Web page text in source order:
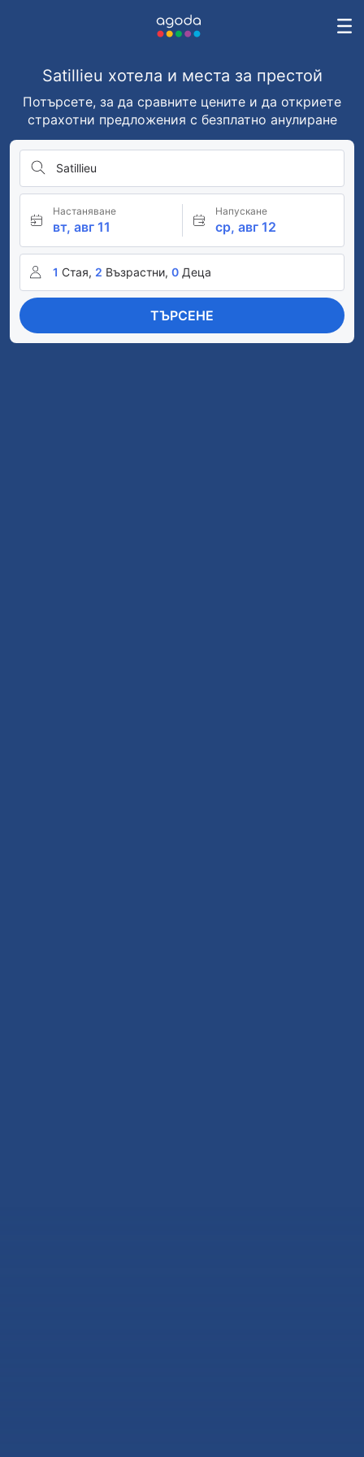
Satillieu хотела и места за престой
Потърсете, за да сравните цените и да откриете
страхотни предложения с безплатно анулиране
Satillieu
Настаняване
вт, авг 11
Напускане
ср, авг 12
1 Стая, 2 Възрастни, 0 Деца
ТЪРСЕНЕ